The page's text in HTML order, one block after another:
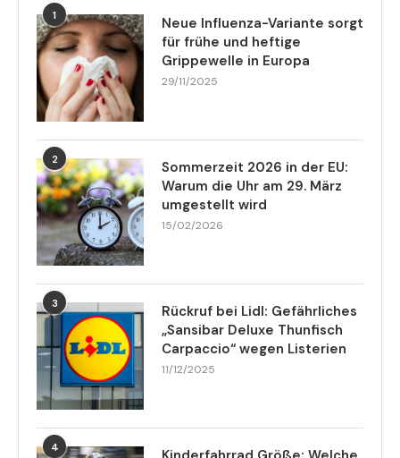
1
Neue Influenza-Variante sorgt
für frühe und heftige
Grippewelle in Europa
29/11/2025
2
Sommerzeit 2026 in der EU:
Warum die Uhr am 29. März
umgestellt wird
15/02/2026
3
Rückruf bei Lidl: Gefährliches
„Sansibar Deluxe Thunfisch
Carpaccio“ wegen Listerien
11/12/2025
4